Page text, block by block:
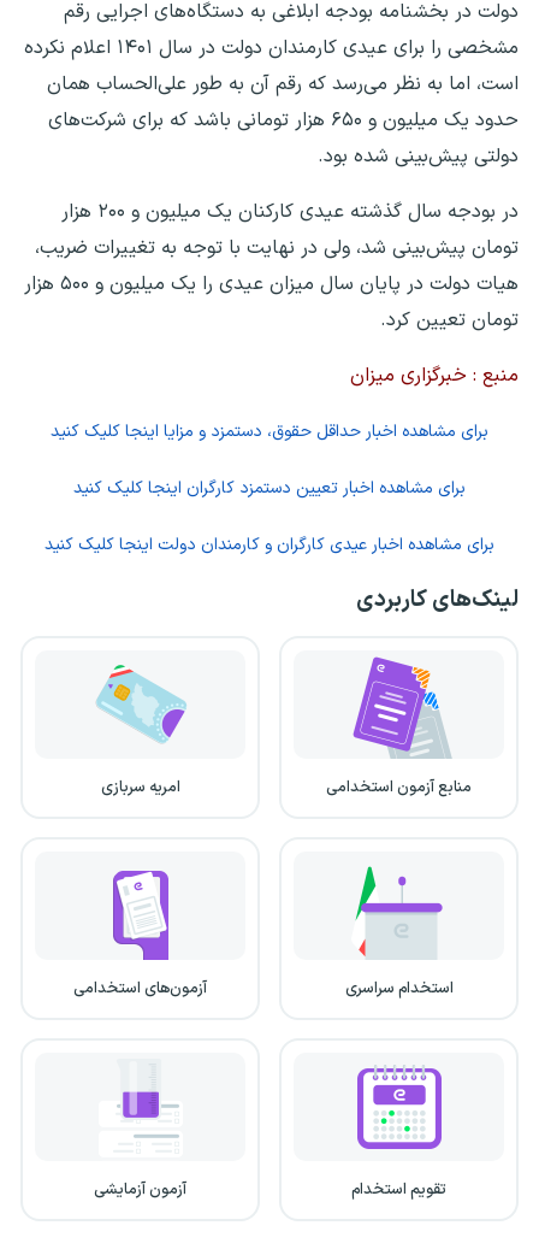
دولت در بخشنامه بودجه ابلاغی به دستگاه‌های اجرایی رقم
مشخصی را برای عیدی کارمندان دولت در سال ۱۴۰۱ اعلام نکرده
است، اما به نظر می‌رسد که رقم آن به طور علی‌الحساب همان
حدود یک میلیون و ۶۵۰ هزار تومانی باشد که برای شرکت‌های
دولتی پیش‌بینی شده بود.
در بودجه سال گذشته عیدی کارکنان یک میلیون و ۲۰۰ هزار
تومان پیش‌بینی شد، ولی در نهایت با توجه به تغییرات ضریب،
هیات دولت در پایان سال میزان عیدی را یک میلیون و ۵۰۰ هزار
تومان تعیین کرد.
منبع : خبرگزاری میزان
برای مشاهده اخبار حداقل حقوق، دستمزد و مزایا اینجا کلیک کنید
برای مشاهده اخبار تعیین دستمزد کارگران اینجا کلیک کنید
برای مشاهده اخبار عیدی کارگران و کارمندان دولت اینجا کلیک کنید
لینک‌های کاربردی
منابع آزمون استخدامی امریه سربازی
استخدام سراسری آزمون‌های استخدامی
تقویم استخدام آزمون آزمایشی